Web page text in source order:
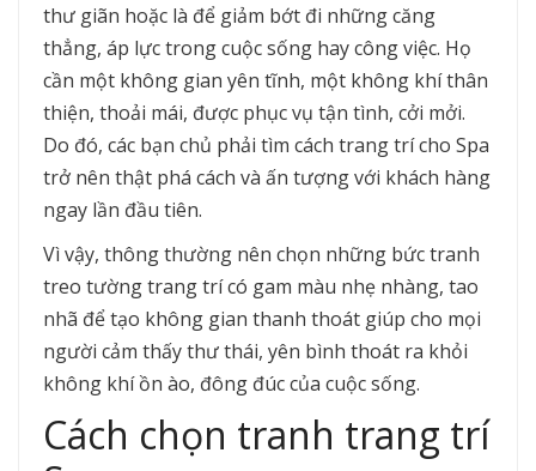
thư giãn hoặc là để giảm bớt đi những căng
thẳng, áp lực trong cuộc sống hay công việc. Họ
cần một không gian yên tĩnh, một không khí thân
thiện, thoải mái, được phục vụ tận tình, cởi mởi.
Do đó, các bạn chủ phải tìm cách trang trí cho Spa
trở nên thật phá cách và ấn tượng với khách hàng
ngay lần đầu tiên.
Vì vậy, thông thường nên chọn những bức tranh
treo tường trang trí có gam màu nhẹ nhàng, tao
nhã để tạo không gian thanh thoát giúp cho mọi
người cảm thấy thư thái, yên bình thoát ra khỏi
không khí ồn ào, đông đúc của cuộc sống.
Cách chọn tranh trang trí